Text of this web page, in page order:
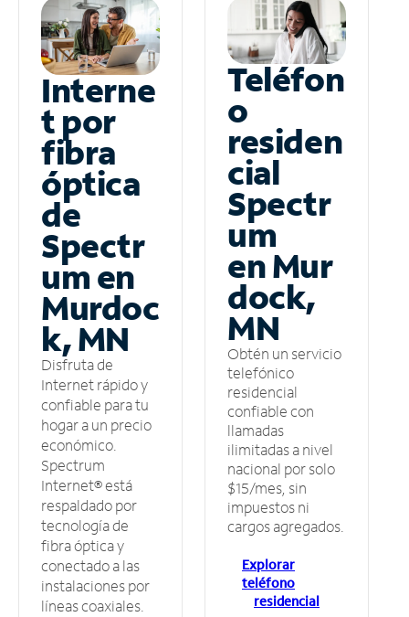
Interne
t por
fibra
óptica
de
Spectr
um en
Murdoc
k, MN
Disfruta de
Internet rápido y
confiable para tu
hogar a un precio
económico.
Spectrum
Internet® está
respaldado por
tecnología de
fibra óptica y
conectado a las
instalaciones por
líneas coaxiales.
Teléfon
o
residen
cial
Spectr
um
en Mur
dock,
MN
Obtén un servicio
telefónico
residencial
confiable con
llamadas
ilimitadas a nivel
nacional por solo
$15/mes, sin
impuestos ni
cargos agregados.
Explorar
teléfono
residencial